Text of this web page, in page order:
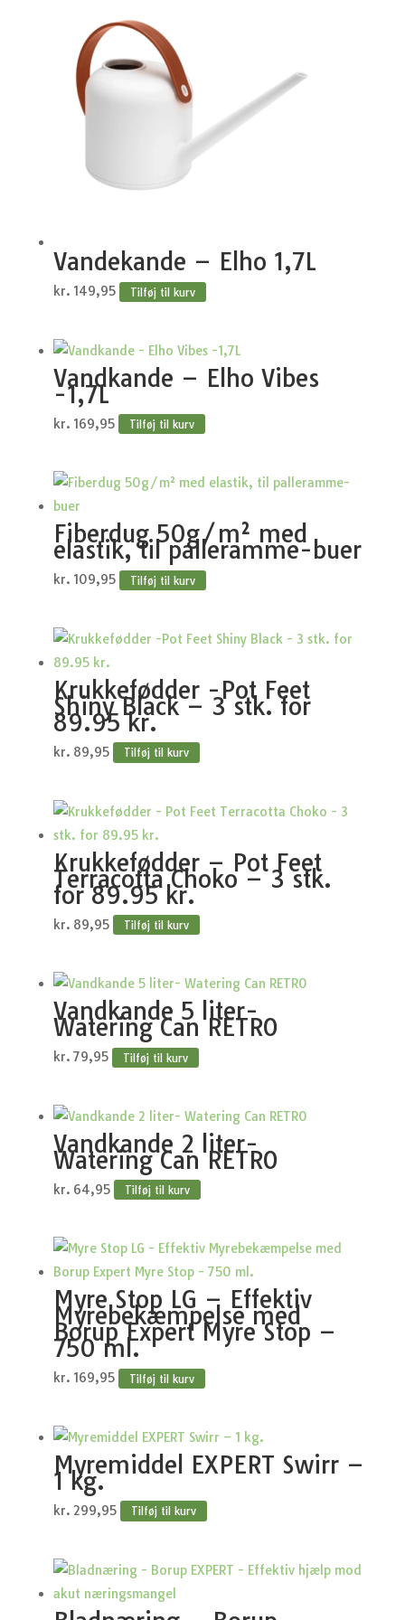
Vandekande – Elho 1,7L
kr. 149,95 Tilføj til kurv
Vandkande – Elho Vibes
-1,7L
kr. 169,95 Tilføj til kurv
Fiberdug 50g/m² med
elastik, til palleramme-buer
kr. 109,95 Tilføj til kurv
Krukkefødder -Pot Feet
Shiny Black – 3 stk. for
89.95 kr.
kr. 89,95 Tilføj til kurv
Krukkefødder – Pot Feet
Terracotta Choko – 3 stk.
for 89.95 kr.
kr. 89,95 Tilføj til kurv
Vandkande 5 liter-
Watering Can RETRO
kr. 79,95 Tilføj til kurv
Vandkande 2 liter-
Watering Can RETRO
kr. 64,95 Tilføj til kurv
Myre Stop LG – Effektiv
Myrebekæmpelse med
Borup Expert Myre Stop –
750 ml.
kr. 169,95 Tilføj til kurv
Myremiddel EXPERT Swirr –
1 kg.
kr. 299,95 Tilføj til kurv